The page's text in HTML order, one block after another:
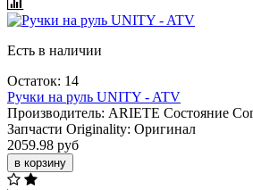
Есть в наличии
Остаток: 14
Ручки на руль UNITY - ATV
Производитель: ARIETE Состояние
Запчасти Originality: Оригинал
2059.98 руб
в корзину